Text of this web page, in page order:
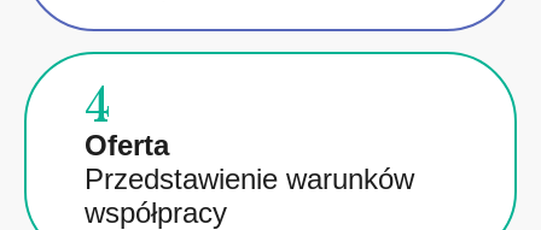
4
Oferta
Przedstawienie warunków
współpracy